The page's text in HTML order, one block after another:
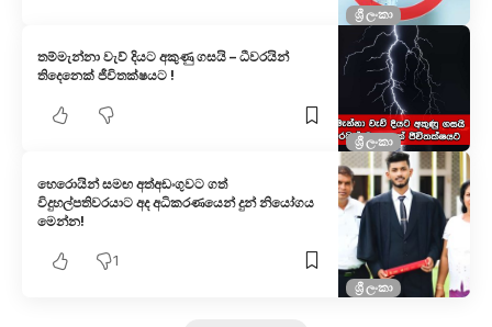
ශ්‍රී ලංකා
ශ්‍රී ලංකා
තම්මැන්නා වැව් දියට අකුණු ගසයි – ධීවරයින්
තිදෙනෙක් ජීවිතක්ෂයට !
ශ්‍රී ලංකා
හෙරොයින් සමඟ අත්අඩංගුවට ගත්
විදුහල්පතිවරයාට අද අධිකරණයෙන් දුන් නියෝගය
මෙන්න!
1